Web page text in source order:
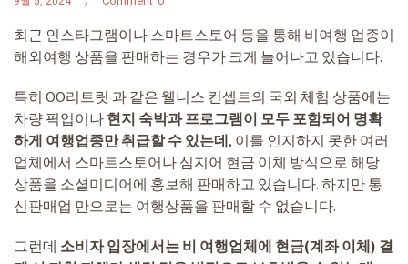
최근 인스타그램이나 스마트스토어 등을 통해 비여행 업종이
해외여행 상품을 판매하는 경우가 크게 늘어나고 있습니다.
특히 OO리트릿 과 같은 웰니스 컨셉트의 국외 체험 상품에는
차량 픽업이나 현지 숙박과 프로그램이 모두 포함되어 명확
하게 여행업종만 취급할 수 있는데, 이를 인지하지 못한 여러
업체에서 스마트스토어나 심지어 현금 이체 방식으로 해당
상품을 소셜미디어에 홍보해 판매하고 있습니다. 하지만 통
신판매업 만으로는 여행상품을 판매할 수 없습니다.
그런데 소비자 입장에서는 비 여행업체에 현금(계좌 이체) 결